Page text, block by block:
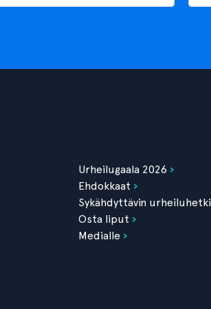
Urheilugaala 2026
Ehdokkaat
Sykähdyttävin urheiluhetki
Osta liput
Medialle